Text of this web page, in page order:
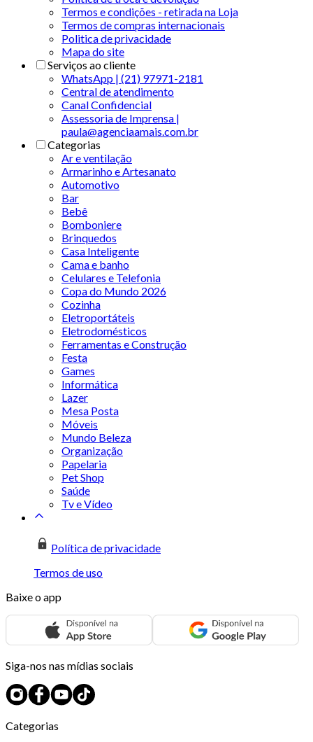
Termos e condições - retirada na Loja
Termos de compras internacionais
Politica de privacidade
Mapa do site
Serviços ao cliente
WhatsApp | (21) 97971-2181
Central de atendimento
Canal Confidencial
Assessoria de Imprensa |
paula@agenciaamais.com.br
Categorias
Ar e ventilação
Armarinho e Artesanato
Automotivo
Bar
Bebê
Bomboniere
Brinquedos
Casa Inteligente
Cama e banho
Celulares e Telefonia
Copa do Mundo 2026
Cozinha
Eletroportáteis
Eletrodomésticos
Ferramentas e Construção
Festa
Games
Informática
Lazer
Mesa Posta
Móveis
Mundo Beleza
Organização
Papelaria
Pet Shop
Saúde
Tv e Vídeo
Política de privacidade
Termos de uso
Baixe o app
Siga-nos nas mídias sociais
Categorias